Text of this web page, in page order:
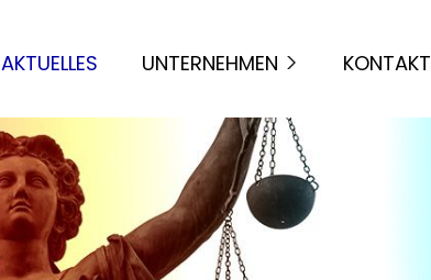
AKTUELLES UNTERNEHMEN KONTAKT